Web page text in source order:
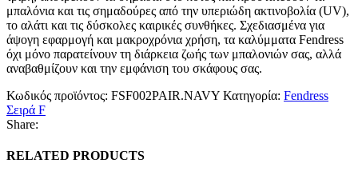
μπαλόνια και τις σημαδούρες από την υπεριώδη ακτινοβολία (UV),
το αλάτι και τις δύσκολες καιρικές συνθήκες. Σχεδιασμένα για
άψογη εφαρμογή και μακροχρόνια χρήση, τα καλύμματα Fendress
όχι μόνο παρατείνουν τη διάρκεια ζωής των μπαλονιών σας, αλλά
αναβαθμίζουν και την εμφάνιση του σκάφους σας.
Κωδικός προϊόντος: FSF002PAIR.NAVY Κατηγορία: Fendress
Σειρά F
Share:
RELATED PRODUCTS